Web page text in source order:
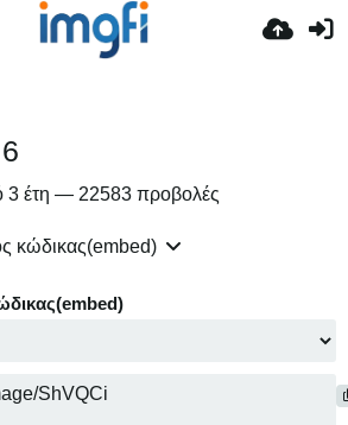
3 έτη — 22583 προβολές
κώδικας(embed)